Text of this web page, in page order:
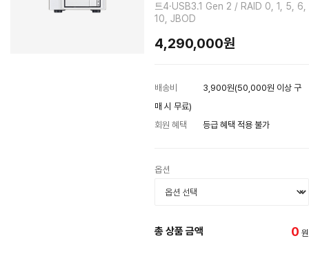
트4·USB3.1 Gen 2 / RAID 0, 1, 5, 6,
10, JBOD
4,290,000원
배송비
3,900원(50,000원 이상 구
매 시 무료)
회원 혜택
등급 혜택 적용 불가
옵션
총 상품 금액 0 원